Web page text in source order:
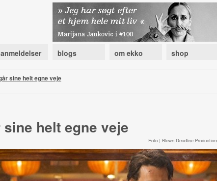
anmeldelser blogs om ekko shop
sine helt egne veje
helt egne veje
Foto | Blown Deadline